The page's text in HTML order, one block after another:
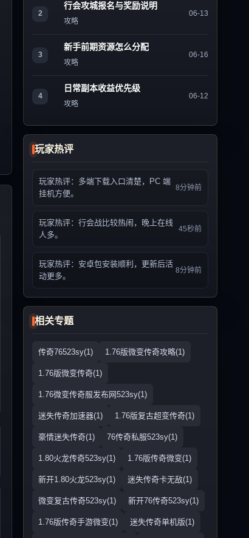
2
行会攻城报名与奖励说明
攻略
06-13
3
新手前期资源怎么分配
攻略
06-16
4
日常副本收益优先级
攻略
06-12
玩家热评
玩家热评：多端下载入口清楚，PC 端
挂机方便。
8分钟前
玩家热评：行会战比较热闹，晚上在线
人多。
45秒前
玩家热评：安卓包安装顺利，更新后活
动更多。
8分钟前
相关专题
传奇76523sy(1) 1.76版微变传奇攻略(1)
1.76版微变传奇(1)
1.76微变传奇服发布网523sy(1)
迷失传奇加速器(1) 1.76版复古超变传奇(1)
豪情迷失传奇(1) 76传奇私服523sy(1)
1.80火龙传奇523sy(1) 1.76版传奇微变(1)
新开1.80火龙523sy(1) 迷失传奇卡无敌(1)
微变复古传奇523sy(1) 新开76传奇523sy(1)
1.76版传奇手游微变(1) 迷失传奇单机版(1)